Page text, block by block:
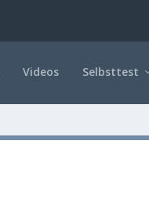
Videos Selbsttest